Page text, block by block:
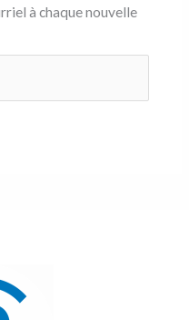
à chaque nouvelle